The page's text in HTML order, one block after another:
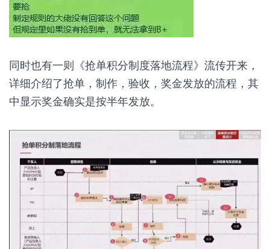
同时也有一则《抢单积分制度落地流程》流传开来，
详细介绍了抢单，制作，验收，奖金发放的流程，其
中显示奖金确实是按半年发放。